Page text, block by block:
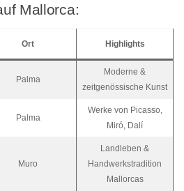
Mallorca:
Ort Highlights
Palma
Moderne &
zeitgenössische Kunst
Palma
Werke von Picasso,
Miró, Dalí
Muro
Landleben &
Handwerkstradition
Mallorcas